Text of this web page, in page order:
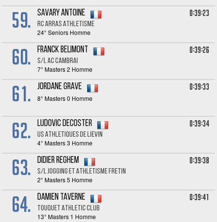
59. Savary ANTOINE
RC ARRAS ATHLETISME
24° Seniors Homme
0:39:23
60. Franck BELIMONT
S/L AC CAMBRAI
7° Masters 2 Homme
0:39:26
61. Jordane GRAVE
8° Masters 0 Homme
0:39:33
62. Ludovic DECOSTER
US ATHLETIQUES DE LIEVIN
4° Masters 3 Homme
0:39:34
63. Didier REGHEM
S/L JOGGING ET ATHLETISME FRETIN
2° Masters 5 Homme
0:39:38
64. Damien TAVERNE
TOUQUET ATHLETIC CLUB
13° Masters 1 Homme
0:39:41